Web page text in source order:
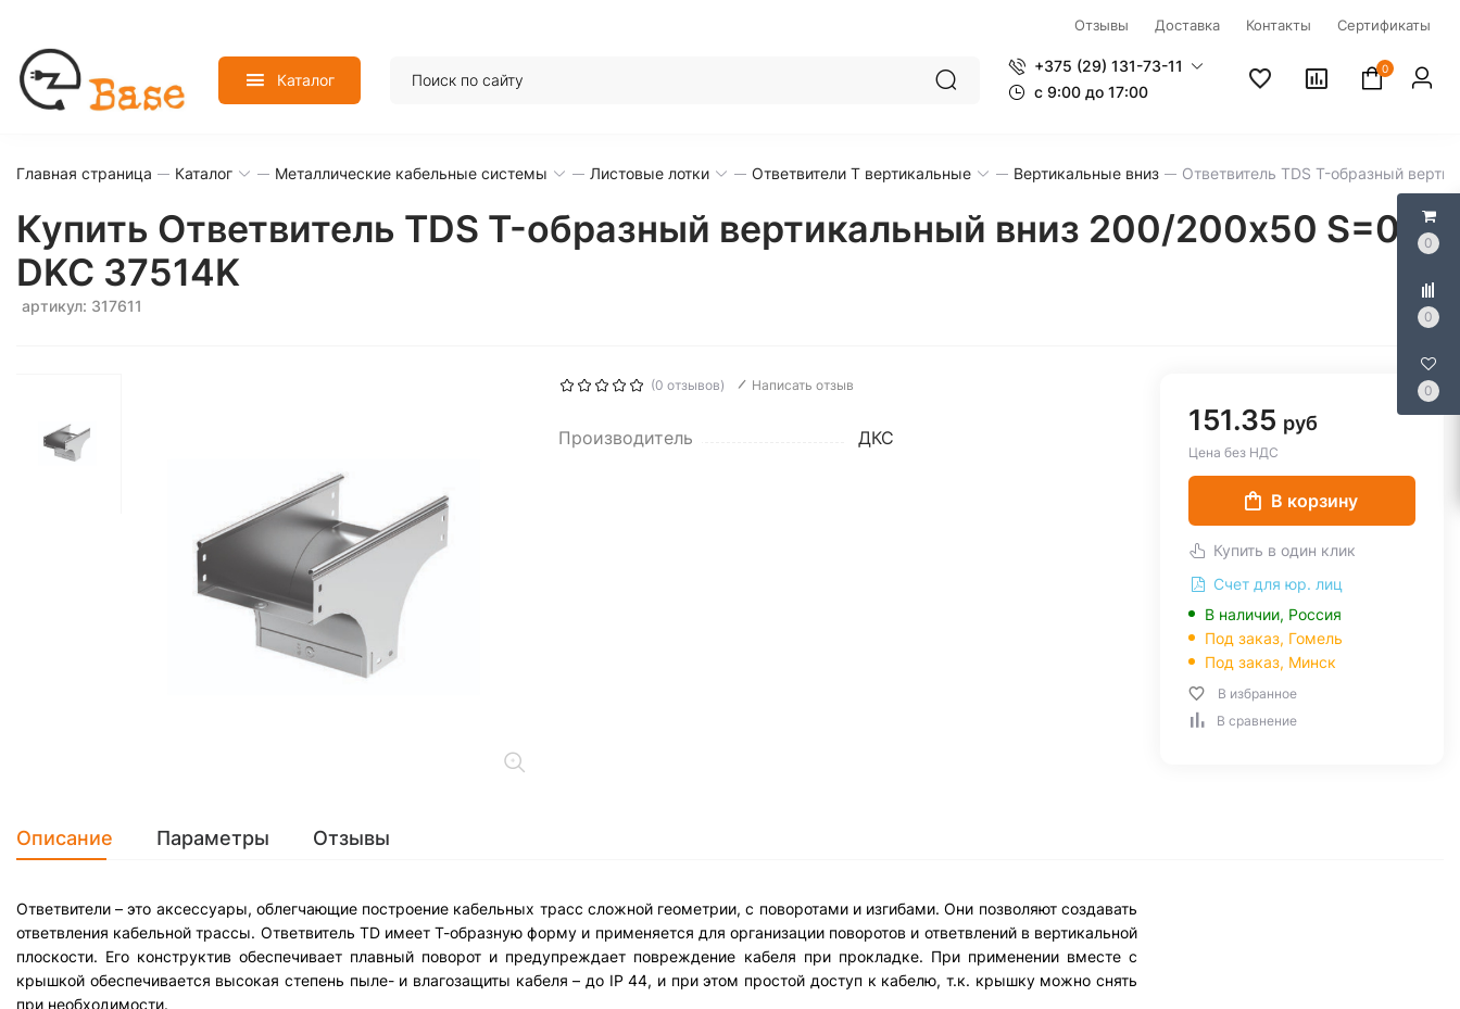
0
0
0
Отзывы Доставка Контакты Сертификаты
Каталог
+375 (29) 131-73-11
c 9:00 до 17:00
0
Главная страница Каталог Металлические кабельные системы Листовые лотки Ответвители T вертикальные Вертикальные вниз Ответвитель TDS T-образный
Купить Ответвитель TDS T-образный вертикальный вниз 200/200х50 S=0,8
DKC 37514K
артикул: 317611
(0 отзывов) Написать отзыв
Производитель ДКС
151.35 руб
Цена без НДС
В корзину
Купить в один клик
Счет для юр. лиц
В наличии, Россия
Под заказ, Гомель
Под заказ, Минск
В избранное
В сравнение
Описание Параметры Отзывы
Ответвители – это аксессуары, облегчающие построение кабельных трасс сложной геометрии, с поворотами и изгибами. Они позволяют создавать
ответвления кабельной трассы. Ответвитель TD имеет Т-образную форму и применяется для организации поворотов и ответвлений в вертикальной
плоскости. Его конструктив обеспечивает плавный поворот и предупреждает повреждение кабеля при прокладке. При применении вместе с
крышкой обеспечивается высокая степень пыле- и влагозащиты кабеля – до IP 44, и при этом простой доступ к кабелю, т.к. крышку можно снять
при необходимости.